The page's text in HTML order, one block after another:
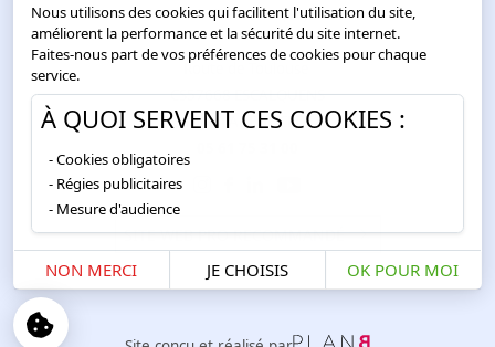
Route de Toulouse
CS57668 ESCALQUENS
31676 LABÈGE CEDEX
SITE WEB PRO RECOMMANDÉ
Nous utilisons des cookies qui facilitent l'utilisation du site,
améliorent la performance et la sécurité du site internet.
Faites-nous part de vos préférences de cookies pour chaque
service.
À QUOI SERVENT CES COOKIES :
Cookies obligatoires
Régies publicitaires
Mesure d'audience
NON MERCI JE CHOISIS OK POUR MOI